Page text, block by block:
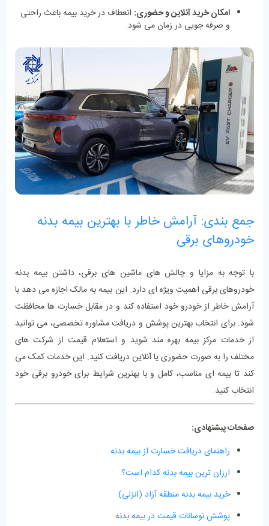
امکان خرید آنلاین و حضوری: انعطاف در خرید بیمه باعث راحتی
و صرفه ‌جویی در زمان می ‌شود.
جمع ‌بندی: آرامش خاطر با بهترین بیمه بدنه
خودروهای برقی
با توجه به مزایا و چالش ‌های ماشین‌ های برقی، داشتن بیمه بدنه
خودروهای برقی اهمیت ویژه‌ ای دارد. این بیمه به مالک اجازه می ‌دهد با
آرامش خاطر از خودرو خود استفاده کند و در مقابل خسارت‌ ها محافظت
شود. برای انتخاب بهترین پوشش و دریافت مشاوره تخصصی، می ‌توانید
از خدمات مرکز بیمه بهره‌ مند شوید و استعلام قیمت از شرکت ‌های
مختلف را به ‌صورت حضوری یا آنلاین دریافت کنید. این خدمات کمک می
‌کند تا بیمه‌ ای مناسب، کامل و با بهترین شرایط برای خودرو برقی خود
انتخاب کنید.
صفحات پبشنهادی:
راهنمای دریافت خسارت از بیمه بدنه
ارزان ترین بیمه بدنه کدام است؟
خرید بیمه بدنه منطقه آزاد (انزلی)
پوشش نوسانات قیمت در بیمه بدنه